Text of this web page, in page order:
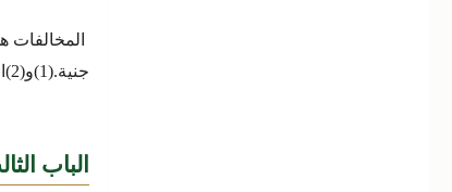
المخالفات
جنية.(1)و(2)المادتان 11،12 مستبدلتان بموجب القانون رقم 169 لسنة 1981.
الباب